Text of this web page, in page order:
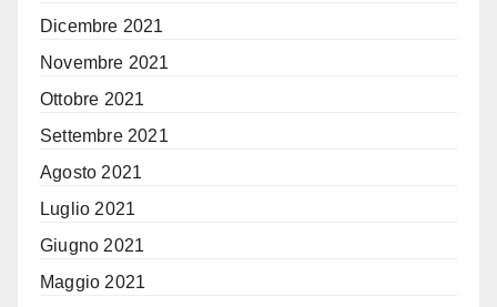
Dicembre 2021
Novembre 2021
Ottobre 2021
Settembre 2021
Agosto 2021
Luglio 2021
Giugno 2021
Maggio 2021